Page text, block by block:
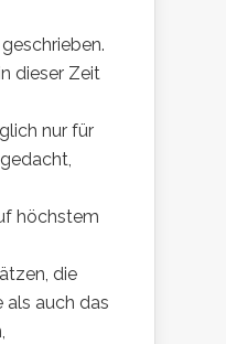
dieser Zeit
nur für
höchstem
die
als auch das